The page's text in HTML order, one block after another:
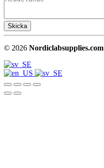
© 2026 Nordiclabsupplies.com